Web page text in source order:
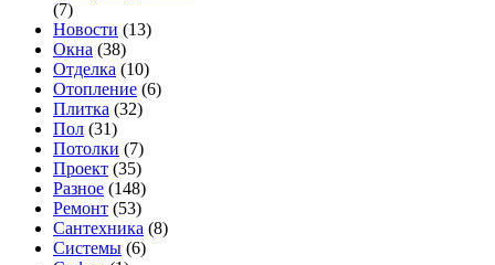
(7)
Новости (13)
Окна (38)
Отделка (10)
Отопление (6)
Плитка (32)
Пол (31)
Потолки (7)
Проект (35)
Разное (148)
Ремонт (53)
Сантехника (8)
Системы (6)